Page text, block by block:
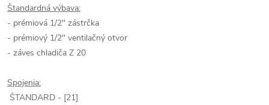
Štandardná výbava:
- prémiová 1/2" zástrčka
- prémiový 1/2" ventilačný otvor
- záves chladiča Z 20
Spojenia:
ŠTANDARD - [21]